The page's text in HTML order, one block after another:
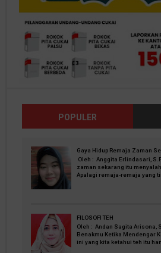
POPULER
Gaya Hidup Remaja Zaman
Oleh : Anggita Erlindasari,
zaman sekarang itu
Apalagi remaja-remaja yang
FILOSOFI TEH
Oleh : Andan Sagita Arisona,
Benakmu Ketika Mendengar
ini yang kita ketahui teh itu